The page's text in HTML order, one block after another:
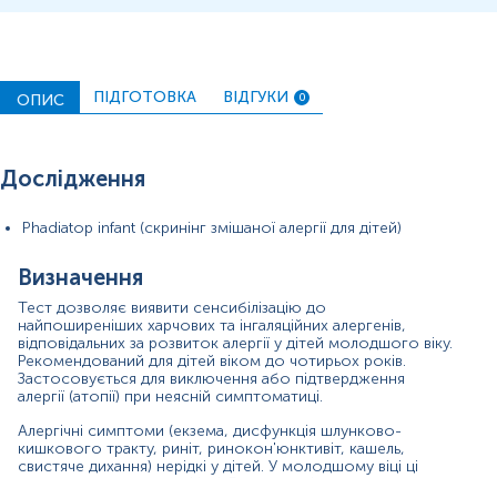
домашнього пилу, з урахуванням чого сформований
склад суміші в даному скринінговому дослідженні. Тест
алергенів (пилок дерев, трав, алергени вовни свійських
викликають розвиток алергії, можливої ​​перехресної
Формат даного дослідження передбачає загальну
відповідь щодо суміші (без уточнення, до якого
індивідуального алергену належать виявлені антитіла).
При позитивному результаті тесту Phadiatop Infant
ImmunoCAP наступні дослідження мають бути
спрямовані на виявлення конкретних причинних
алергенів та бути засновані на історії хвороби пацієнта
та тих алергенах, з якими він контактує. Слід
враховувати, що в даному скринінговому дослідженні
не оцінюється сенсибілізація до лікарських, хімічних та
рідкісних алергенів.
ОПИС ПІДГОТОВКА ВІДГУКИ 0
Дослідження
Phadiatop infant (скринінг змішаної алергії для дітей)
Визначення
Тест дозволяє виявити сенсибілізацію до
найпоширеніших харчових та інгаляційних алергенів,
відповідальних за розвиток алергії у дітей молодшого віку.
Рекомендований для дітей віком до чотирьох років.
Застосовується для виключення або підтвердження
алергії (атопії) при неясній симптоматиці.
Алергічні симптоми (екзема, дисфункція шлунково-
кишкового тракту, риніт, ринокон'юнктивіт, кашель,
свистяче дихання) нерідкі у дітей. У молодшому віці ці